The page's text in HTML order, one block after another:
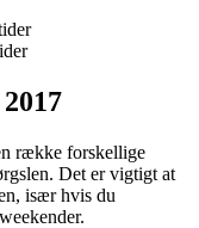
række forskellige
Det er vigtigt at
især hvis du